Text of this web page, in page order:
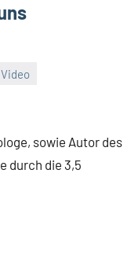
Video
sowie Autor des
durch die 3,5